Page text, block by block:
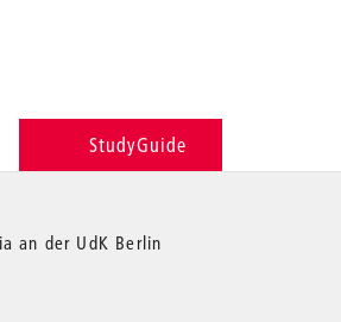
StudyGuide
an der UdK Berlin